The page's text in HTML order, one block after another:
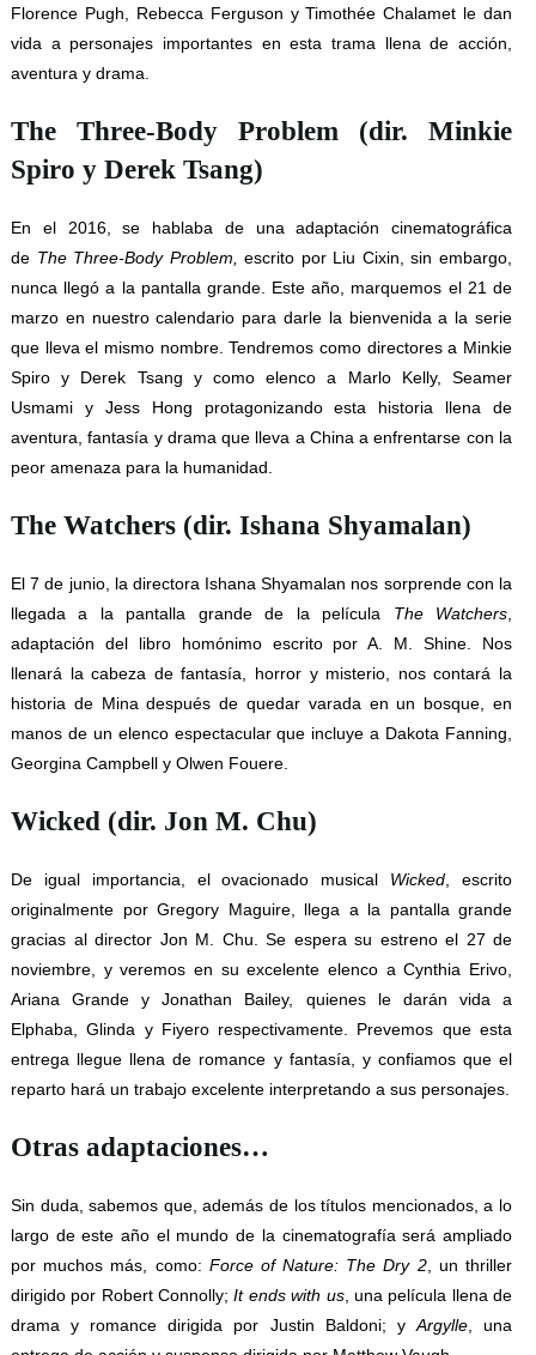
Florence Pugh, Rebecca Ferguson y Timothée Chalamet le dan
vida a personajes importantes en esta trama llena de acción,
aventura y drama.
The Three-Body Problem (dir. Minkie
Spiro y Derek Tsang)
En el 2016, se hablaba de una adaptación cinematográfica
de The Three-Body Problem,
escrito por Liu Cixin, sin embargo,
nunca llegó a la pantalla grande. Este año, marquemos el 21 de
marzo en nuestro calendario para darle la bienvenida a la serie
que lleva el mismo nombre. Tendremos como directores a Minkie
Spiro y Derek Tsang y como elenco a Marlo Kelly, Seamer
Usmami y Jess Hong protagonizando esta historia llena de
aventura, fantasía y drama que lleva a China a enfrentarse con la
peor amenaza para la humanidad.
The Watchers (dir. Ishana Shyamalan)
El 7 de junio, la directora Ishana Shyamalan nos sorprende con la
llegada a la pantalla grande de la película The Watchers
adaptación del libro homónimo escrito por A. M. Shine. Nos
llenará la cabeza de fantasía, horror y misterio, nos contará la
historia de Mina después de quedar varada en un bosque, en
manos de un elenco espectacular que incluye a Dakota Fanning,
Georgina Campbell y Olwen Fouere.
Wicked (dir. Jon M. Chu)
De igual importancia, el ovacionado musical Wicked , escrito
originalmente por Gregory Maguire, llega a la pantalla grande
gracias al director Jon M. Chu. Se espera su estreno el 27 de
noviembre, y veremos en su excelente elenco a Cynthia Erivo,
Ariana Grande y Jonathan Bailey, quienes le darán vida a
Elphaba, Glinda y Fiyero respectivamente. Prevemos que esta
entrega llegue llena de romance y fantasía, y confiamos que el
reparto hará un trabajo excelente interpretando a sus personajes.
Otras adaptaciones…
Sin duda, sabemos que, además de los títulos mencionados, a lo
largo de este año el mundo de la cinematografía será ampliado
por muchos más, como: Force of Nature: The Dry 2, un thriller
dirigido por Robert Connolly;It ends with us, una película llena de
drama y romance dirigida por Justin Baldoni; y Argylle, una